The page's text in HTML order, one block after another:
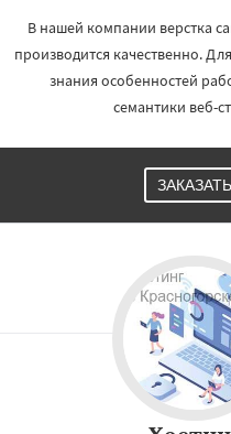
×
Кубинка
Озеры
В нашей компании верстка
производится качественно.
знания особенностей
семантики веб-
ЗАКАЗАТЬ
Даю согласие на обработку